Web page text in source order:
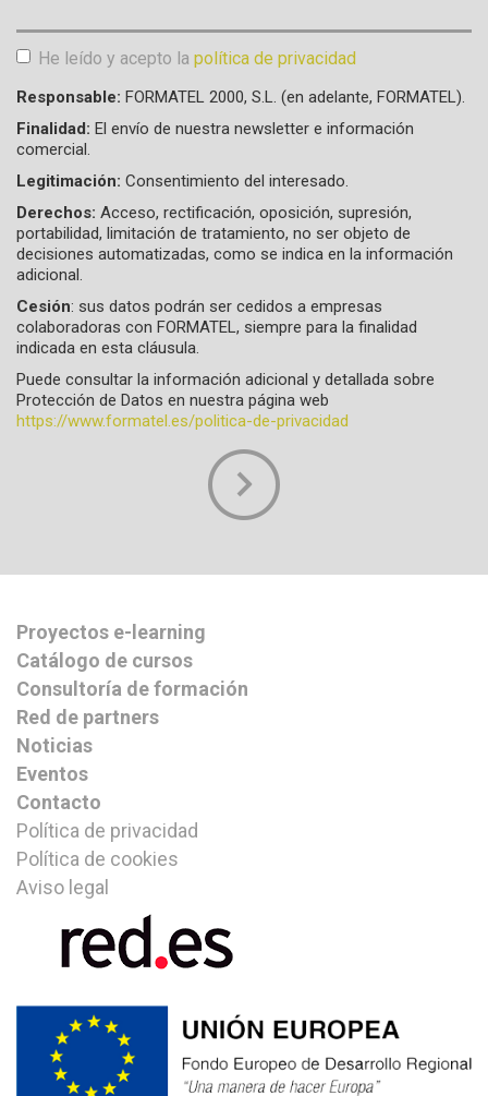
He leído y acepto la política de privacidad
Aceptación de condiciones
Responsable: FORMATEL 2000, S.L. (en adelante, FORMATEL).
Finalidad: El envío de nuestra newsletter e información
comercial.
Legitimación: Consentimiento del interesado.
Derechos: Acceso, rectificación, oposición, supresión,
portabilidad, limitación de tratamiento, no ser objeto de
decisiones automatizadas, como se indica en la información
adicional.
Cesión: sus datos podrán ser cedidos a empresas
colaboradoras con FORMATEL, siempre para la finalidad
indicada en esta cláusula.
Puede consultar la información adicional y detallada sobre
Protección de Datos en nuestra página web
https://www.formatel.es/politica-de-privacidad
Proyectos e-learning
Catálogo de cursos
Consultoría de formación
Red de partners
Noticias
Eventos
Contacto
Política de privacidad
Política de cookies
Aviso legal